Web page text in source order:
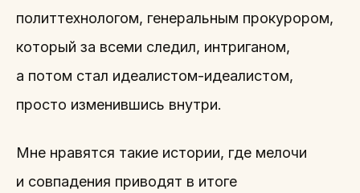
политтехнологом, генеральным прокурором,
который за всеми следил, интриганом,
а потом стал идеалистом-идеалистом,
просто изменившись внутри.
Мне нравятся такие истории, где мелочи
и совпадения приводят в итоге